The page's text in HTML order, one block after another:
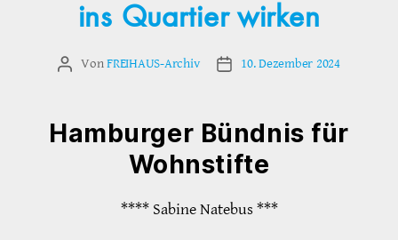
ins Quartier wirken
Beitragsautor
VonFREIHAUS-Archiv Veröffentlichungsdatum
10. Dezember 2024
Hamburger Bündnis für
Wohnstifte
**** Sabine Natebus ***